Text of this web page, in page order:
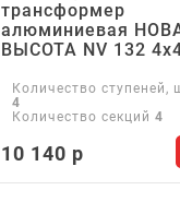
в корзину
трансформер
алюминиевая
ВЫСОТА NV 132
Количество ступеней,
4
Количество секций 4
10 140 р